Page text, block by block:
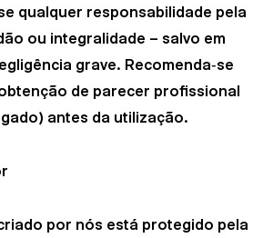
qualquer responsabilidade pela
ou integralidade – salvo em
grave. Recomenda‑se
de parecer profissional
antes da utilização.
por nós está protegido pela